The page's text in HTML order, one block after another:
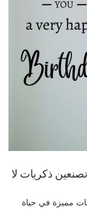
ذكريات لا
مميزة في حياة